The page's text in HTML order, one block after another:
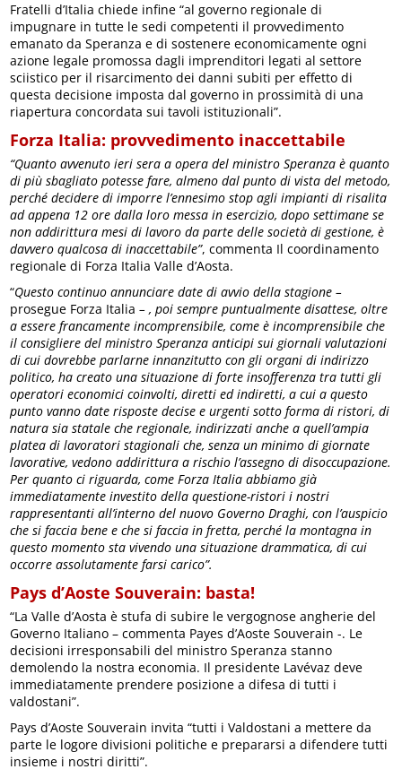
Fratelli d’Italia chiede infine “al governo regionale di
impugnare in tutte le sedi competenti il provvedimento
emanato da Speranza e di sostenere economicamente ogni
azione legale promossa dagli imprenditori legati al settore
sciistico per il risarcimento dei danni subiti per effetto di
questa decisione imposta dal governo in prossimità di una
riapertura concordata sui tavoli istituzionali”.
Forza Italia: provvedimento inaccettabile
“Quanto avvenuto ieri sera a opera del ministro Speranza è quanto
di più sbagliato potesse fare, almeno dal punto di vista del metodo,
perché decidere di imporre l’ennesimo stop agli impianti di risalita
ad appena 12 ore dalla loro messa in esercizio, dopo settimane se
non addirittura mesi di lavoro da parte delle società di gestione, è
davvero qualcosa di inaccettabile”, commenta Il coordinamento
regionale di Forza Italia Valle d’Aosta.
“Questo continuo annunciare date di avvio della stagione –
prosegue Forza Italia – , poi sempre puntualmente disattese, oltre
a essere francamente incomprensibile, come è incomprensibile che
il consigliere del ministro Speranza anticipi sui giornali valutazioni
di cui dovrebbe parlarne innanzitutto con gli organi di indirizzo
politico, ha creato una situazione di forte insofferenza tra tutti gli
operatori economici coinvolti, diretti ed indiretti, a cui a questo
punto vanno date risposte decise e urgenti sotto forma di ristori, di
natura sia statale che regionale, indirizzati anche a quell’ampia
platea di lavoratori stagionali che, senza un minimo di giornate
lavorative, vedono addirittura a rischio l’assegno di disoccupazione.
Per quanto ci riguarda, come Forza Italia abbiamo già
immediatamente investito della questione-ristori i nostri
rappresentanti all’interno del nuovo Governo Draghi, con l’auspicio
che si faccia bene e che si faccia in fretta, perché la montagna in
questo momento sta vivendo una situazione drammatica, di cui
occorre assolutamente farsi carico”.
Pays d’Aoste Souverain: basta!
“La Valle d’Aosta è stufa di subire le vergognose angherie del
Governo Italiano – commenta Payes d’Aoste Souverain -. Le
decisioni irresponsabili del ministro Speranza stanno
demolendo la nostra economia. Il presidente Lavévaz deve
immediatamente prendere posizione a difesa di tutti i
valdostani”.
Pays d’Aoste Souverain invita “tutti i Valdostani a mettere da
parte le logore divisioni politiche e prepararsi a difendere tutti
insieme i nostri diritti”.